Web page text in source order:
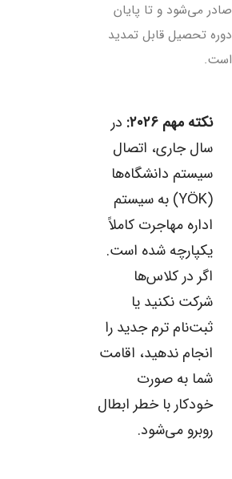
صادر می‌شود و تا پایان
دوره تحصیل قابل تمدید
است.
نکته مهم ۲۰۲۶:
در
سال جاری، اتصال
سیستم دانشگاه‌ها
(YÖK) به سیستم
اداره مهاجرت کاملاً
یکپارچه شده است.
اگر در کلاس‌ها
شرکت نکنید یا
ثبت‌نام ترم جدید را
انجام ندهید، اقامت
شما به صورت
خودکار با خطر ابطال
روبرو می‌شود.